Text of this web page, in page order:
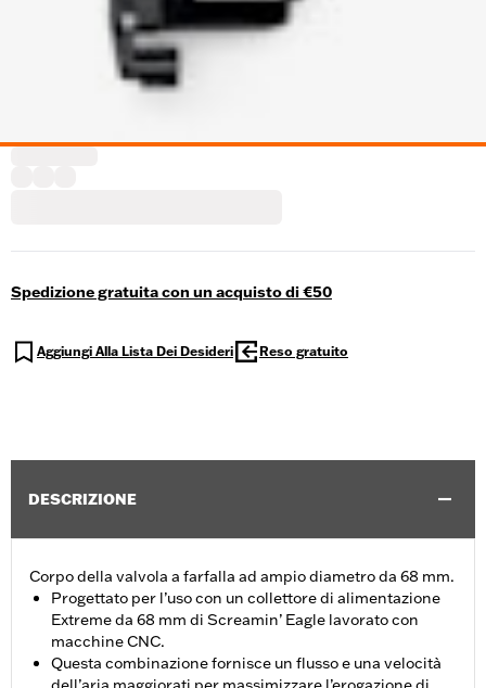
Spedizione gratuita con un acquisto di €50
Aggiungi Alla Lista Dei Desideri Reso gratuito
DESCRIZIONE
Corpo della valvola a farfalla ad ampio diametro da 68 mm.
Progettato per l’uso con un collettore di alimentazione
Extreme da 68 mm di Screamin’ Eagle lavorato con
macchine CNC.
Questa combinazione fornisce un flusso e una velocità